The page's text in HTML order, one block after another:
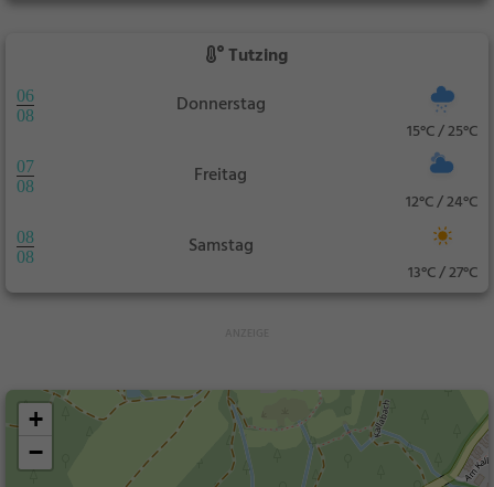
Tutzing
06
08
Donnerstag
15°C / 25°C
07
08
Freitag
12°C / 24°C
08
08
Samstag
13°C / 27°C
+
−